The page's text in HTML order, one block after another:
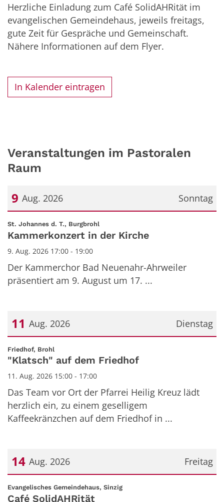
Herzliche Einladung zum Café SolidAHRität im
evangelischen Gemeindehaus, jeweils freitags,
gute Zeit für Gespräche und Gemeinschaft.
Nähere Informationen auf dem Flyer.
In Kalender eintragen
Veranstaltungen im Pastoralen
Raum
Sonntag
9 Aug. 2026
Datum: 9. August 2026
St. Johannes d. T., Burgbrohl
Kammerkonzert in der Kirche
9. Aug. 2026 17:00 - 19:00
Der Kammerchor Bad Neuenahr-Ahrweiler
präsentiert am 9. August um 17. ...
Dienstag
11 Aug. 2026
Datum: 11. August 2026
Friedhof, Brohl
"Klatsch" auf dem Friedhof
11. Aug. 2026 15:00 - 17:00
Das Team vor Ort der Pfarrei Heilig Kreuz lädt
herzlich ein, zu einem geselligem
Kaffeekränzchen auf dem Friedhof in ...
Freitag
14 Aug. 2026
Datum: 14. August 2026
Evangelisches Gemeindehaus, Sinzig:
Café SolidAHRität